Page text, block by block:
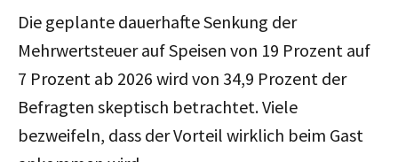
Die geplante dauerhafte Senkung der
Mehrwertsteuer auf Speisen von 19 Prozent auf
7 Prozent ab 2026 wird von 34,9 Prozent der
Befragten skeptisch betrachtet. Viele
bezweifeln, dass der Vorteil wirklich beim Gast